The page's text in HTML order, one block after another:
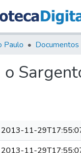
Paulo
2013-11-
2013-11-